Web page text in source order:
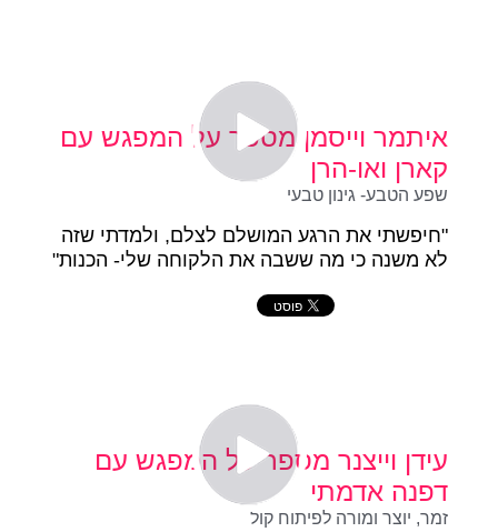
איתמר וייסמן מספר על המפגש עם
קארן ואו-הרן
שפע הטבע- גינון טבעי
"חיפשתי את הרגע המושלם לצלם, ולמדתי שזה
לא משנה כי מה ששבה את הלקוחה שלי- הכנות"
עידן וייצנר מספר על המפגש עם
דפנה אדמתי
זמר, יוצר ומורה לפיתוח קול